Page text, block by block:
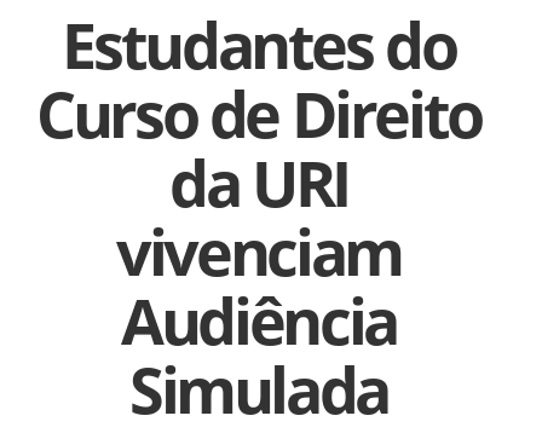
Estudantes do
Curso de Direito
da URI
vivenciam
Audiência
Simulada